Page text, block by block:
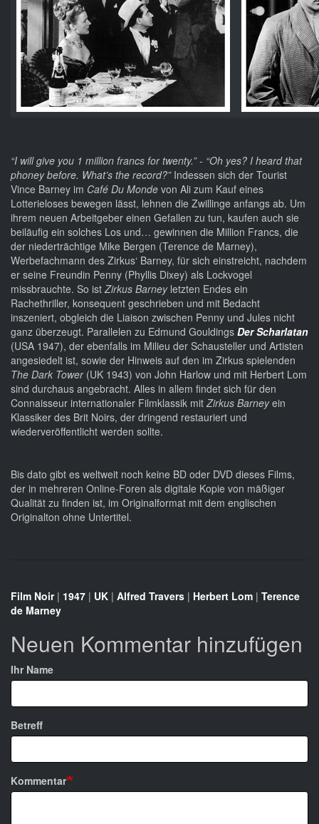
“I will give you 1 million francs for twenty.” - “Oh yes? I heard that
phoney before. What’s the record?”Indessen sich der Tourist
Vince Barney im Café Du Monde von Ali zum Kauf eines
Lotterieloses bewegen lässt, lehnen die Zwillinge anfangs ab. Um
ihrem neuen Arbeitgeber einen Gefallen zu tun, kaufen auch sie
beiläufig ein solches Los und… gewinnen die Million Francs, die
der niederträchtige Mike Bergen (Terence de Marney),
Werbefachmann des Zirkus‘ Barney, für sich einstreicht, nachdem
er seine Freundin Penny (Phyllis Dixey) als Lockvogel
missbrauchte. So istZirkus Barneyletzten Endes ein
Rachethriller, konsequent geschrieben und mit Bedacht
inszeniert, obgleich die Liaison zwischen Penny und Jules nicht
ganz überzeugt. Parallelen zu Edmund Gouldings Der Scharlatan
(USA 1947), der ebenfalls im Milieu der Schausteller und Artisten
angesiedelt ist, sowie der Hinweis auf den im Zirkus spielenden
The Dark Tower(UK 1943) von John Harlow und mit Herbert Lom
sind durchaus angebracht. Alles in allem findet sich für den
Connaisseur internationaler Filmklassik mitZirkus Barneyein
Klassiker des Brit Noirs, der dringend restauriert und
wiederveröffentlicht werden sollte.
Bis dato gibt es weltweit noch keine BD oder DVD dieses Films,
der in mehreren Online-Foren als digitale Kopie von mäßiger
Qualität zu finden ist, im Originalformat mit dem englischen
Originalton ohne Untertitel.
Film Noir| 1947 | UK | Alfred Travers | Herbert Lom | Terence
de Marney
Neuen Kommentar hinzufügen
Ihr Name
Betreff
Kommentar